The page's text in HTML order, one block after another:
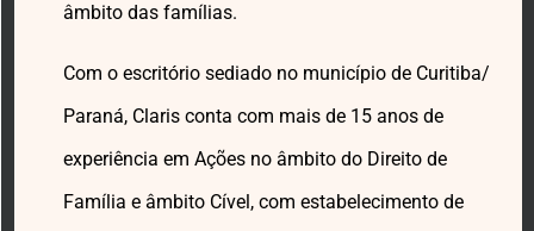
âmbito das famílias.
Com o escritório sediado no município de Curitiba/
Paraná, Claris conta com mais de 15 anos de
experiência em Ações no âmbito do Direito de
Família e âmbito Cível, com estabelecimento de